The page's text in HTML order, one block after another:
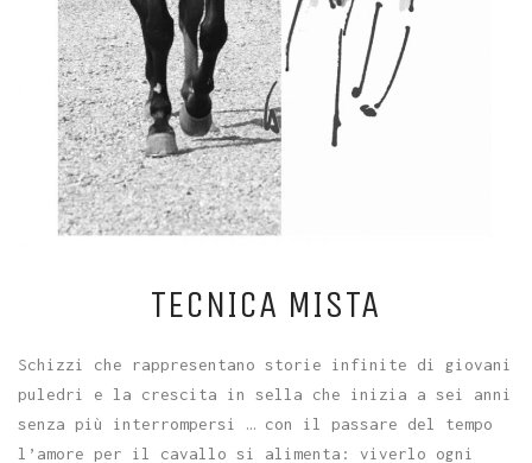
TECNICA MISTA
Schizzi che rappresentano storie infinite di giovani
puledri e la crescita in sella che inizia a sei anni
senza più interrompersi … con il passare del tempo
l’amore per il cavallo si alimenta: viverlo ogni